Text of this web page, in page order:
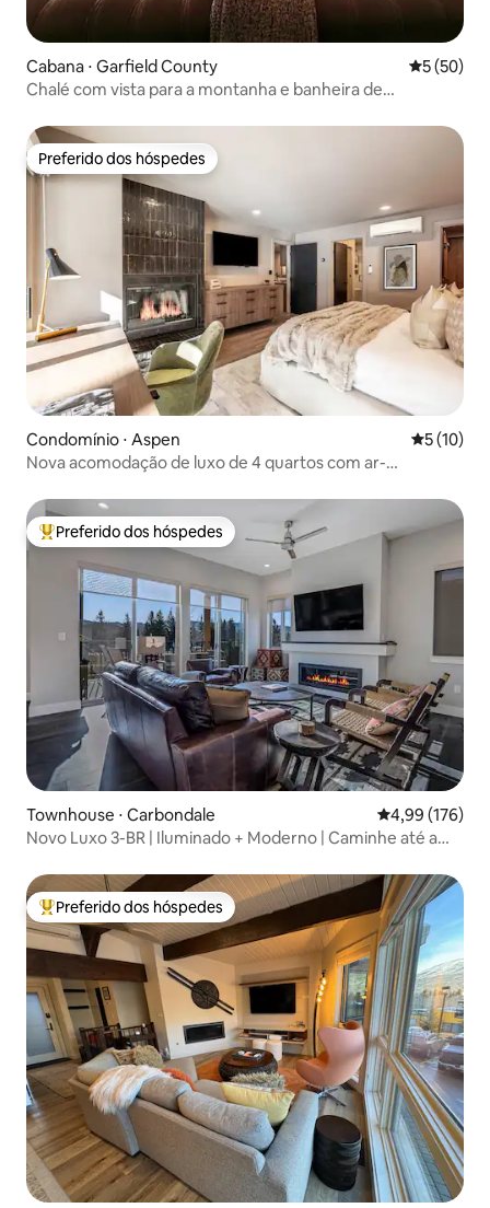
Cabana ⋅ Garfield County 5 de uma
5 (50)
Chalé com vista para a montanha e banheira de
Preferido dos hóspedes
Preferido dos hóspedes
Condomínio ⋅ Aspen 5 de uma
5 (10)
Nova acomodação de luxo de 4 quartos com ar-
Entre os melhores preferidos dos hóspedes
Preferido dos hóspedes
Townhouse ⋅ Carbondale 4,99 de uma
4,99 (176)
Novo Luxo 3-BR | Iluminado + Moderno | Caminhe até a
Entre os melhores preferidos dos hóspedes
Preferido dos hóspedes